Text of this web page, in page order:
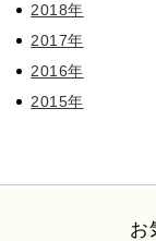
2018年
2017年
2016年
2015年
お